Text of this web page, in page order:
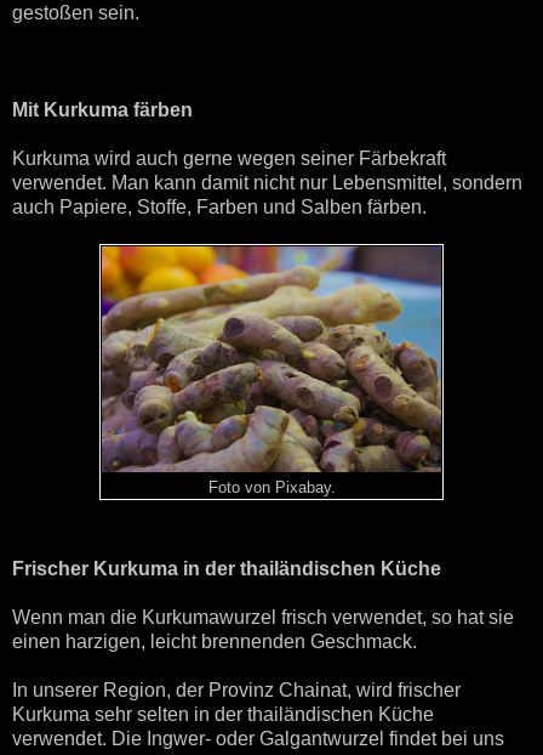
gestoßen sein.
Mit Kurkuma färben
Kurkuma wird auch gerne wegen seiner Färbekraft
verwendet. Man kann damit nicht nur Lebensmittel, sondern
auch Papiere, Stoffe, Farben und Salben färben.
Foto von Pixabay.
Frischer Kurkuma in der thailändischen Küche
Wenn man die Kurkumawurzel frisch verwendet, so hat sie
einen harzigen, leicht brennenden Geschmack.
In unserer Region, der Provinz Chainat, wird frischer
Kurkuma sehr selten in der thailändischen Küche
verwendet. Die Ingwer- oder Galgantwurzel findet bei uns